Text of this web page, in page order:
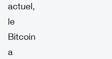
actuel,
le
Bitcoin
a